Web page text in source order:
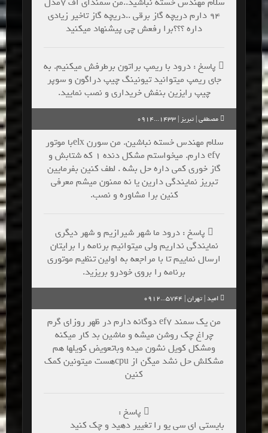
۹۴ دارم دریچه گاز برقی ..دریچه گاز تاخیر زیادی
داره ؟؟؟برا رفعش چی پیشنهاد میکنید
پاسخ : درود با ریمپ براتون برطرفش میکنیم. به
جای ریمپ میتوانید تیونینگ چیپ دراگون و سوپر
چیپ رایزین بنفش خریداری و نصب نمایید.
مصطفی | تبریز | 1433...0914
سلام مهندس خسته نباشین. من سورن elxبا موتور
ef7 دارم. میخواستم مشکل دنده 1 که شتابش و
گاز خوری کمی داره حل بشه . لطف کنین بفرمایین
تبریز نمایندگی دارین یا نه ممنون میشم معرفی
کنین برا مشاوره و نصب.
پاسخ : درود ما شهر شیرازیم و شهر دیگری
نمایندگی نداریم ولی میتوانیم برنامه را برایتان
ارسال نماییم تا با مراجعه به اولین تنظیم موتوری
برنامه را بروی خودرو بریزید.
امید | تهران | 5744...0912
من یک سمند ef7 دوگانه دارم در ظهر روزای گرم
چراغ چک روشن میشه و ماشین بد کار میکنه
ومشکل کویل نشون میده وباتعویض کویلها هم
مشکلش حل نشد میگن از cpuهست میتونین کمک
کنین
پاسخ :
بایستی ای سی یو را تغییر دهید و چک کنید